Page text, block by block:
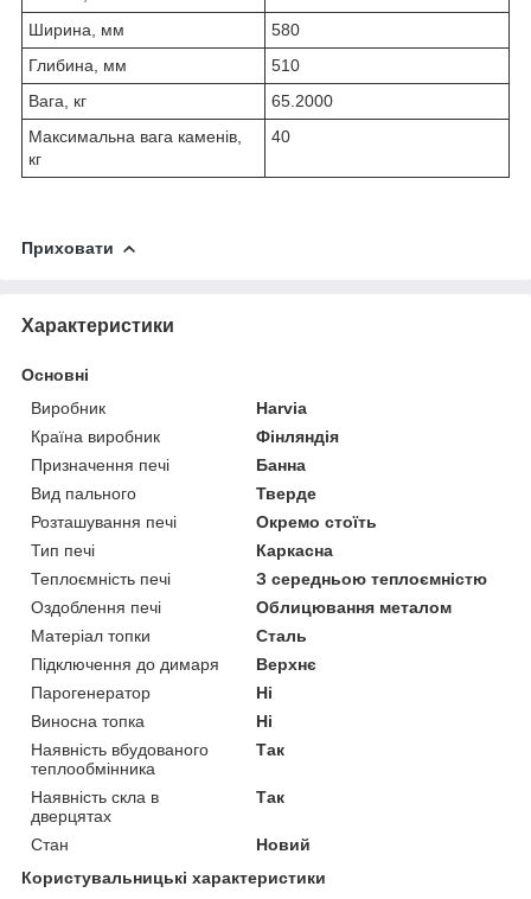
Ширина, мм
580
Глибина, мм
510
Вага, кг
65.2000
Максимальна вага каменів,
кг
40
Приховати
Характеристики
Основні
Виробник
Harvia
Країна виробник
Фінляндія
Призначення печі
Банна
Вид пального
Тверде
Розташування печі
Окремо стоїть
Тип печі
Каркасна
Теплоємність печі
З середньою теплоємністю
Оздоблення печі
Облицювання металом
Матеріал топки
Сталь
Підключення до димаря
Верхнє
Парогенератор
Ні
Виносна топка
Ні
Наявність вбудованого
теплообмінника
Так
Наявність скла в
дверцятах
Так
Стан
Новий
Користувальницькі характеристики